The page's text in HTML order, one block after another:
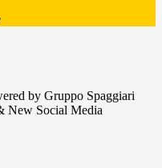
by Gruppo Spaggiari
New Social Media